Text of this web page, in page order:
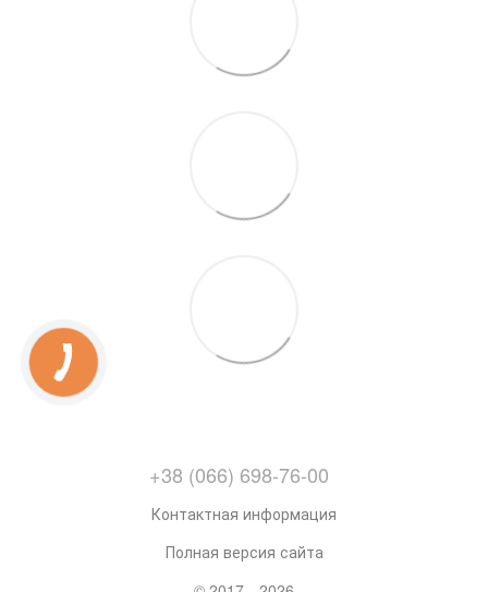
+38 (066) 698-76-00
Контактная информация
Полная версия сайта